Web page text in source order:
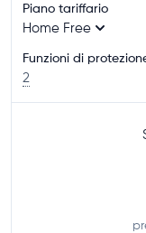
Piano tariffario
Home Free
Funzioni di
2